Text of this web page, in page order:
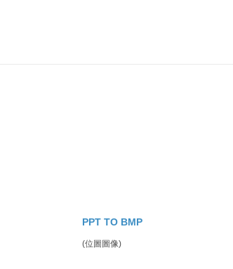
PPT TO BMP
(位圖圖像)